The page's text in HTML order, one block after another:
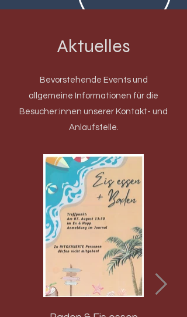
Aktuelles
Bevorstehende Events und
allgemeine Informationen für die
Besucher:innen unserer Kontakt- und
Anlaufstelle.